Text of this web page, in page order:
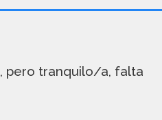
, pero tranquilo/a, falta